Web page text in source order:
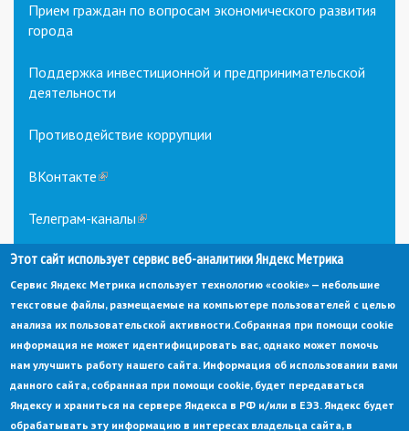
Прием граждан по вопросам экономического развития
города
Поддержка инвестиционной и предпринимательской
деятельности
Противодействие коррупции
ВКонтакте(link
external)
Телеграм-каналы(link
external)
© Администрация города Заречный
Электронная почта:
adm@zarechny.zato.ru
Этот сайт использует сервис веб-аналитики Яндекс Метрика
Сервис Яндекс Метрика использует технологию «cookie» — небольшие
текстовые файлы, размещаемые на компьютере пользователей с целью
анализа их пользовательской активности.Собранная при помощи cookie
информация не может идентифицировать вас, однако может помочь
нам улучшить работу нашего сайта. Информация об использовании вами
данного сайта, собранная при помощи cookie, будет передаваться
Яндексу и храниться на сервере Яндекса в РФ и/или в ЕЭЗ. Яндекс будет
обрабатывать эту информацию в интересах владельца сайта, в